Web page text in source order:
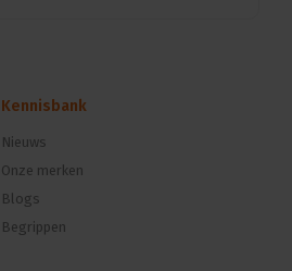
Kennisbank
Nieuws
Onze merken
Blogs
Begrippen